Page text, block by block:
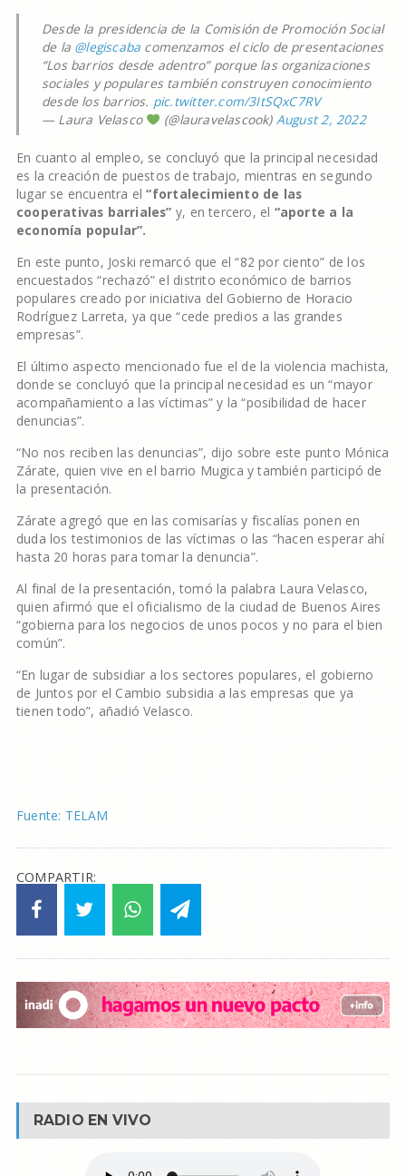
Desde la presidencia de la Comisión de Promoción Social
de la @legiscaba comenzamos el ciclo de presentaciones
“Los barrios desde adentro” porque las organizaciones
sociales y populares también construyen conocimiento
desde los barrios. pic.twitter.com/3ItSQxC7RV
— Laura Velasco
(@lauravelascook) August 2, 2022
En cuanto al empleo, se concluyó que la principal necesidad
es la creación de puestos de trabajo, mientras en segundo
lugar se encuentra el“fortalecimiento de las
cooperativas barriales” y, en tercero, el “aporte a la
economía popular”.
En este punto, Joski remarcó que el “82 por ciento” de los
encuestados “rechazó” el distrito económico de barrios
populares creado por iniciativa del Gobierno de Horacio
Rodríguez Larreta, ya que “cede predios a las grandes
empresas”.
El último aspecto mencionado fue el de la violencia machista,
donde se concluyó que la principal necesidad es un “mayor
acompañamiento a las víctimas” y la “posibilidad de hacer
denuncias”.
“No nos reciben las denuncias”, dijo sobre este punto Mónica
Zárate, quien vive en el barrio Mugica y también participó de
la presentación.
Zárate agregó que en las comisarías y fiscalías ponen en
duda los testimonios de las víctimas o las “hacen esperar ahí
hasta 20 horas para tomar la denuncia”.
Al final de la presentación, tomó la palabra Laura Velasco,
quien afirmó que el oficialismo de la ciudad de Buenos Aires
“gobierna para los negocios de unos pocos y no para el bien
común”.
“En lugar de subsidiar a los sectores populares, el gobierno
de Juntos por el Cambio subsidia a las empresas que ya
tienen todo”, añadió Velasco.
Fuente: TELAM
COMPARTIR:
RADIO EN VIVO